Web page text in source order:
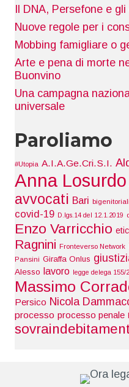
Il DNA, Persefone e
Nuove regole per i
Mobbing famigliare o
Arte e pena di morte
Buonvino
Una campagna
universale
Paroliamo
#Utopia A.I.A.Ge.Cri.S.I.
Anna Losurdo
avvocati Bari
covid-19 D.lgs.14 del 12.1.2019
Enzo Varricchio
Ragnini
Fronteverso Network
Pansini Giraffa Onlus
Alesso lavoro legge delega 155/
Massimo
Persico Nicola
processo processo penale